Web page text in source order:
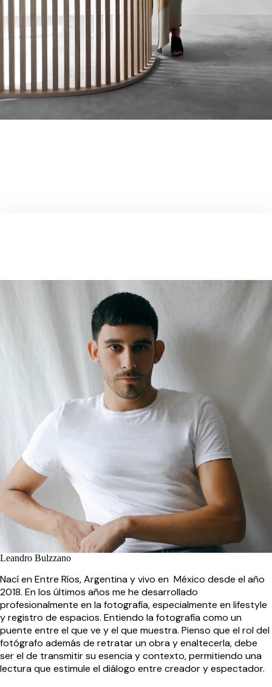
Leandro Bulzzano
Nací en Entre Ríos, Argentina y vivo en México desde el año
2018. En los últimos años me he desarrollado
profesionalmente en la fotografía, especialmente en lifestyle
y registro de espacios. Entiendo la fotografía como un
puente entre el que ve y el que muestra. Pienso que el rol del
fotógrafo además de retratar un obra y enaltecerla, debe
ser el de transmitir su esencia y contexto, permitiendo una
lectura que estimule el diálogo entre creador y espectador.